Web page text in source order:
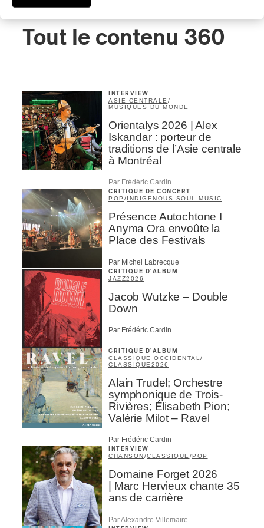
Tout le contenu 360
INTERVIEW
ASIE CENTRALE /
MUSIQUES DU MONDE
Orientalys 2026 | Alex
Iskandar : porteur de
traditions de l’Asie centrale
à Montréal
Par Frédéric Cardin
CRITIQUE DE CONCERT
POP / INDIGENOUS SOUL MUSIC
Présence Autochtone I
Anyma Ora envoûte la
Place des Festivals
Par Michel Labrecque
CRITIQUE D'ALBUM
JAZZ2026
Jacob Wutzke – Double
Down
Par Frédéric Cardin
CRITIQUE D'ALBUM
CLASSIQUE OCCIDENTAL /
CLASSIQUE 2026
Alain Trudel; Orchestre
symphonique de Trois-
Rivières; Élisabeth Pion;
Valérie Milot – Ravel
Par Frédéric Cardin
INTERVIEW
CHANSON/CLASSIQUE/POP
Domaine Forget 2026
| Marc Hervieux chante 35
ans de carrière
Par Alexandre Villemaire